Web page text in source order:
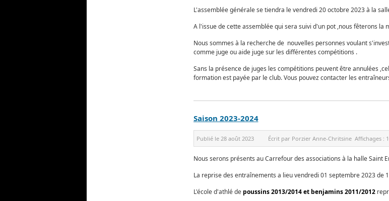
L'assemblée générale se tiendra le vendredi 20 octobre 2023 à la
A l'issue de cette assemblée qui sera suivi d'un pot ,nous fêterons la
Nous sommes à la recherche de nouvelles personnes voulant
comme juge ou aide juge sur les différentes compétitions .
Sans la présence de juges les compétitions peuvent être annulées
formation est payée par le club. Vous pouvez contacter les
Saison 2023-2024
Publié le 28 août 2023 Écrit par Porzier Anne-Chritsine Affichages :
Nous serons présents au Carrefour des associations à la halle Saint
La reprise des entraînements a lieu vendredi 01 septembre 2023 de
L'école d'athlé de poussins 2013/2014 et benjamins 2011/2012